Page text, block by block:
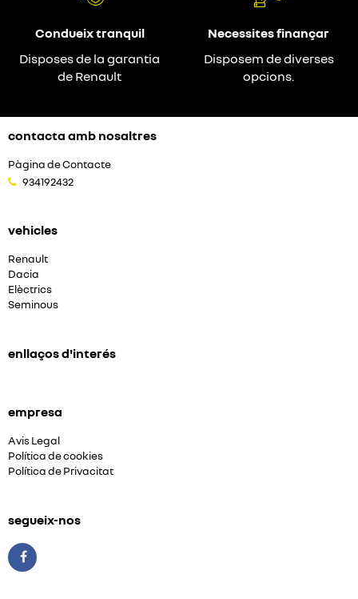
Condueix tranquil
Disposes de la garantia
de Renault
Necessites finançar
Disposem de diverses
opcions.
contacta amb nosaltres
Pàgina de Contacte
934192432
vehicles
Renault
Dacia
Elèctrics
Seminous
enllaços d'interés
empresa
Avis Legal
Política de cookies
Política de Privacitat
segueix-nos